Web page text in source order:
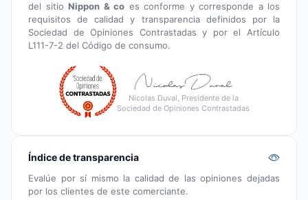
del sitio Nippon & co es conforme y corresponde a los
requisitos de calidad y transparencia definidos por la
Sociedad de Opiniones Contrastadas y por el Artículo
L111-7-2 del Código de consumo.
Nicolas Duval, Presidente de la
Sociedad de Opiniones Contrastadas
Índice de transparencia
Evalúe por sí mismo la calidad de las opiniones dejadas
por los clientes de este comerciante.